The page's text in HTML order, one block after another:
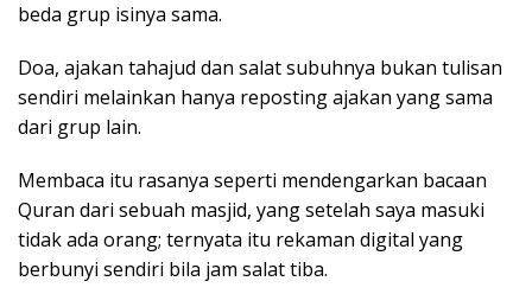
beda grup isinya sama.
Doa, ajakan tahajud dan salat subuhnya bukan tulisan
sendiri melainkan hanya reposting ajakan yang sama
dari grup lain.
Membaca itu rasanya seperti mendengarkan bacaan
Quran dari sebuah masjid, yang setelah saya masuki
tidak ada orang; ternyata itu rekaman digital yang
berbunyi sendiri bila jam salat tiba.